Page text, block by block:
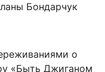
Бондарчук
о
«Быть Джиганом